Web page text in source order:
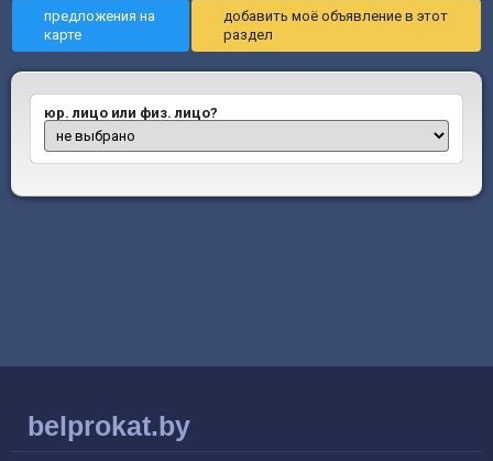
предложения на
карте
добавить моё объявление в этот
раздел
юр. лицо или физ. лицо?
belprokat.by